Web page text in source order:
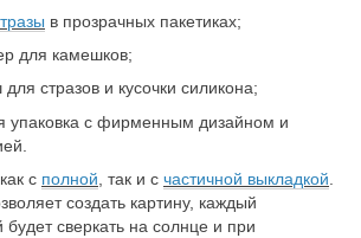
в прозрачных пакетиках;
для камешков;
стразов и кусочки силикона;
упаковка с фирменным дизайном и
с полной, так и с частичной выкладкой.
создать картину, каждый
сверкать на солнце и при